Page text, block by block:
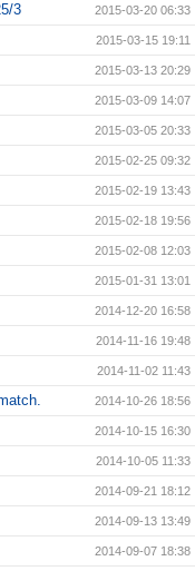
3 2015-03-20 06:33
2015-03-15 19:11
2015-03-13 20:29
2015-03-09 14:07
2015-03-05 20:33
2015-02-25 09:32
2015-02-19 13:43
2015-02-18 19:56
2015-02-08 12:03
2015-01-31 13:01
2014-12-20 16:58
2014-11-16 19:48
2014-11-02 11:43
2014-10-26 18:56
2014-10-15 16:30
2014-10-05 11:33
2014-09-21 18:12
2014-09-13 13:49
2014-09-07 18:38